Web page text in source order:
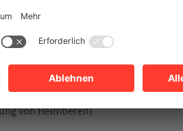
Vereinigung für Tierschutz
vieler Heimtiere.
von Heimtieren)